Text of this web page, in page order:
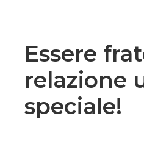
Essere
relazione
speciale!